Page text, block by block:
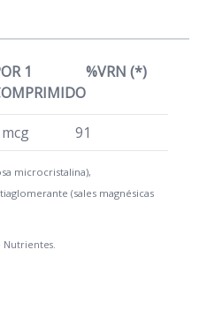
1
%VRN (*)
91
microcristalina),
(sales magnésicas
Nutrientes.